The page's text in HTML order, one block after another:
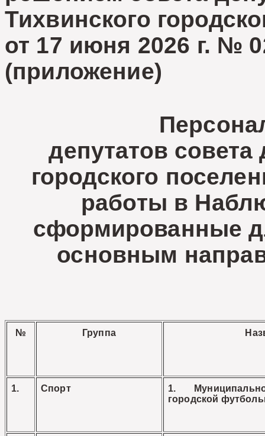
Тихвинского
от 17 июня 2026 г. №
(приложение)
депутатов совета
городского
работы в
сформированные
основным
№ Группа
1. Спорт
1.
городской